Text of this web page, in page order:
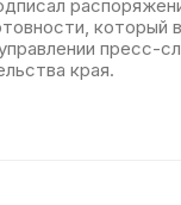
который
пресс-
края.